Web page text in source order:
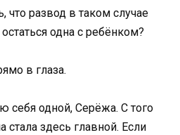
развод в таком случае
одна с ребёнком?
в глаза.
себя одной, Серёжа. С того
стала здесь главной. Если